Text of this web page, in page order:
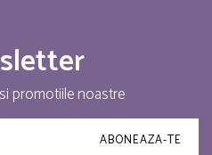
promotiile noastre